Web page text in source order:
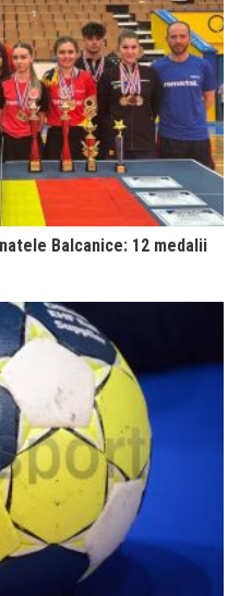
Balcanice: 12 medalii